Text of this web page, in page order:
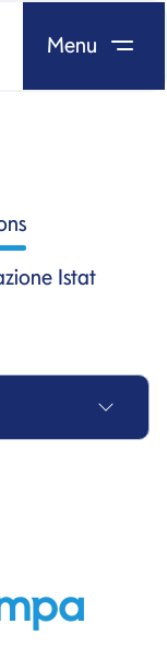
Menu
Istat